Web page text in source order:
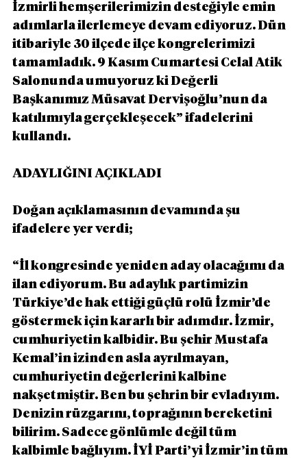
İzmirli hemşerilerimizin desteğiyle emin
adımlarla ilerlemeye devam ediyoruz. Dün
itibariyle 30 ilçede ilçe kongrelerimizi
tamamladık. 9 Kasım Cumartesi Celal Atik
Salonunda umuyoruz ki Değerli
Başkanımız Müsavat Dervişoğlu’nun da
katılımıyla gerçekleşecek” ifadelerini
kullandı.
ADAYLIĞINI AÇIKLADI
Doğan açıklamasının devamında şu
ifadelere yer verdi;
“İl kongresinde yeniden aday olacağımı da
ilan ediyorum. Bu adaylık partimizin
Türkiye’de hak ettiği güçlü rolü İzmir’de
göstermek için kararlı bir adımdır. İzmir,
cumhuriyetin kalbidir. Bu şehir Mustafa
Kemal’in izinden asla ayrılmayan,
cumhuriyetin değerlerini kalbine
nakşetmiştir. Ben bu şehrin bir evladıyım.
Denizin rüzgarını, toprağının bereketini
bilirim. Sadece gönlümle değil tüm
kalbimle bağlıyım. İYİ Parti’yi İzmir’in tüm